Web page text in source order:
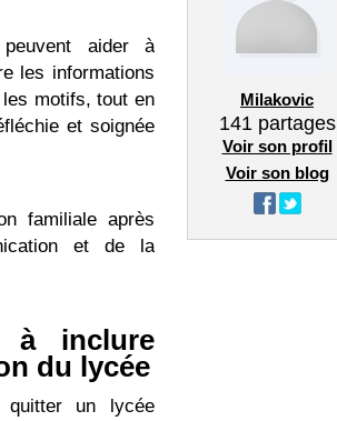
aider à
les informations
motifs, tout en
et soignée
familiale après
et de la
à inclure
du lycée
un lycée
Milakovic
141partages
Voir son profil
Voir son blog